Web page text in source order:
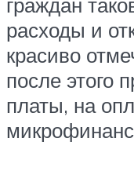
расходы и
красиво
после этого
платы, на